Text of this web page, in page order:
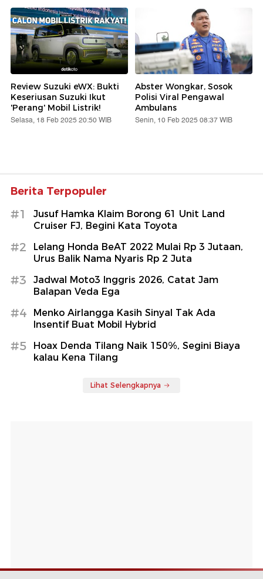
Review Suzuki eWX: Bukti
Keseriusan Suzuki Ikut
'Perang' Mobil Listrik!
Selasa, 18 Feb 2025 20:50 WIB
Abster Wongkar, Sosok
Polisi Viral Pengawal
Ambulans
Senin, 10 Feb 2025 08:37 WIB
Berita Terpopuler
#1
Jusuf Hamka Klaim Borong 61 Unit Land
Cruiser FJ, Begini Kata Toyota
#2
Lelang Honda BeAT 2022 Mulai Rp 3 Jutaan,
Urus Balik Nama Nyaris Rp 2 Juta
#3
Jadwal Moto3 Inggris 2026, Catat Jam
Balapan Veda Ega
#4
Menko Airlangga Kasih Sinyal Tak Ada
Insentif Buat Mobil Hybrid
#5
Hoax Denda Tilang Naik 150%, Segini Biaya
kalau Kena Tilang
Lihat Selengkapnya